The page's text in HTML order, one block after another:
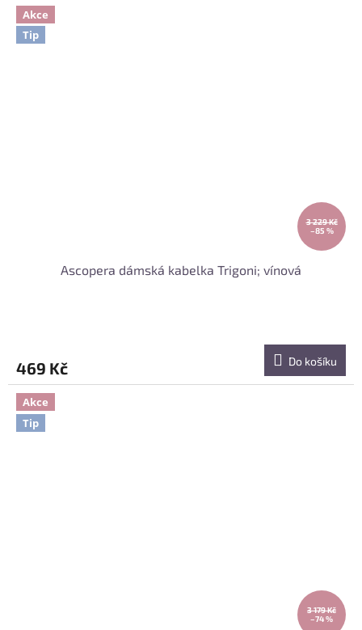
Akce
Tip
3 229 Kč
–85 %
Ascopera dámská kabelka Trigoni; vínová
469 Kč Do košíku
Akce
Tip
3 179 Kč
–74 %